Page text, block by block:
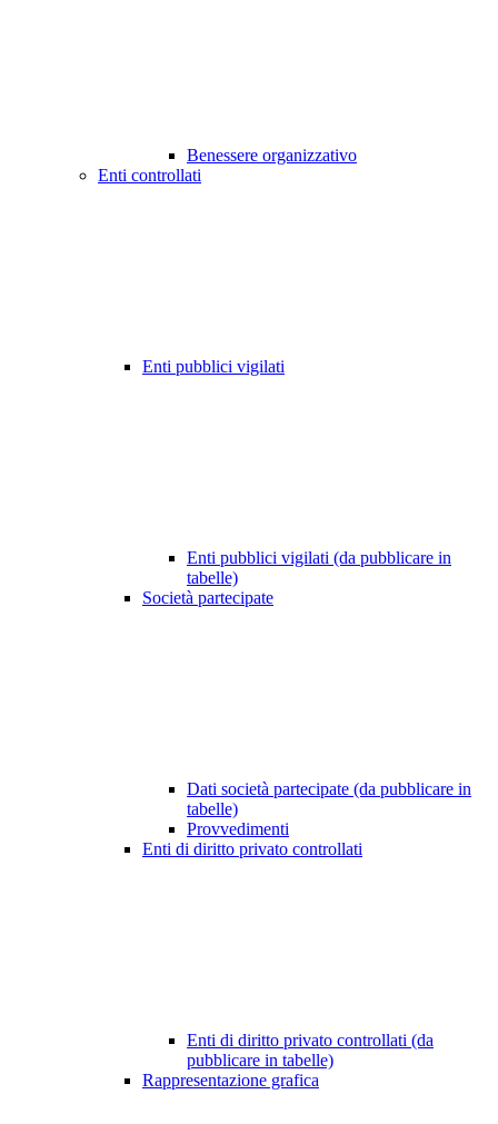
Benessere organizzativo
Enti controllati
Enti pubblici vigilati
Enti pubblici vigilati (da pubblicare in
tabelle)
Società partecipate
Dati società partecipate (da pubblicare in
tabelle)
Provvedimenti
Enti di diritto privato controllati
Enti di diritto privato controllati (da
pubblicare in tabelle)
Rappresentazione grafica